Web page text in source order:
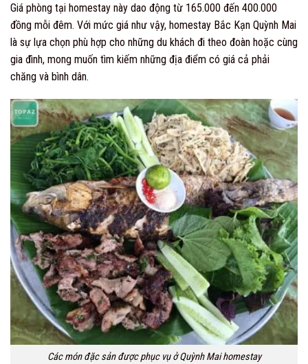
Giá phòng tại homestay này dao động từ 165.000 đến 400.000
đồng mỗi đêm. Với mức giá như vậy, homestay Bắc Kạn Quỳnh Mai
là sự lựa chọn phù hợp cho những du khách đi theo đoàn hoặc cùng
gia đình, mong muốn tìm kiếm những địa điểm có giá cả phải
chăng và bình dân.
Các món đặc sản được phục vụ ở Quỳnh Mai homestay